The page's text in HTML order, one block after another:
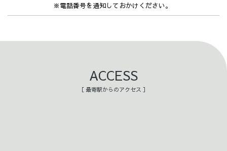
※電話番号を通知しておかけください。
ACCESS
［ 最寄駅からのアクセス ］